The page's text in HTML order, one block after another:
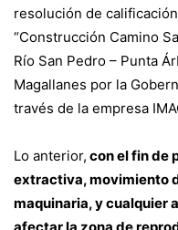
resolución de
“Construcción Camino
Río San Pedro – Punta
Magallanes por la
través de la empresa
Lo anterior, con el fin de
extractiva, movimiento
maquinaria, y cualquier